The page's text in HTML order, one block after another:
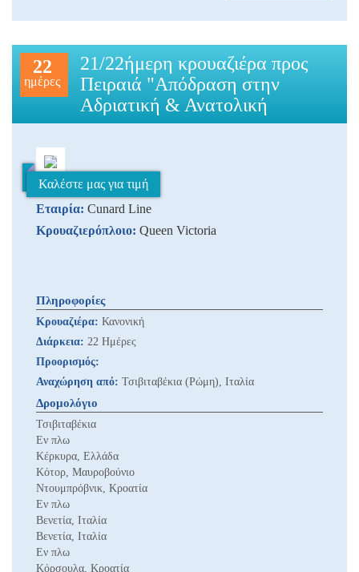
22
ημέρες
21/22ήμερη κρουαζιέρα προς
Πειραιά "Απόδραση στην
Αδριατική & Ανατολική
Εταιρία: Cunard Line
Κρουαζιερόπλοιο: Queen Victoria
Καλέστε μας για τιμή
Πληροφορίες
Κρουαζιέρα: Κανονική
Διάρκεια: 22 Ημέρες
Προορισμός:
Αναχώρηση από: Τσιβιταβέκια (Ρώμη), Ιταλία
Δρομολόγιο
Τσιβιταβέκια
Εν πλω
Κέρκυρα, Ελλάδα
Κότορ, Μαυροβούνιο
Ντουμπρόβνικ, Κροατία
Εν πλω
Βενετία, Ιταλία
Βενετία, Ιταλία
Εν πλω
Κόρσουλα, Κροατία